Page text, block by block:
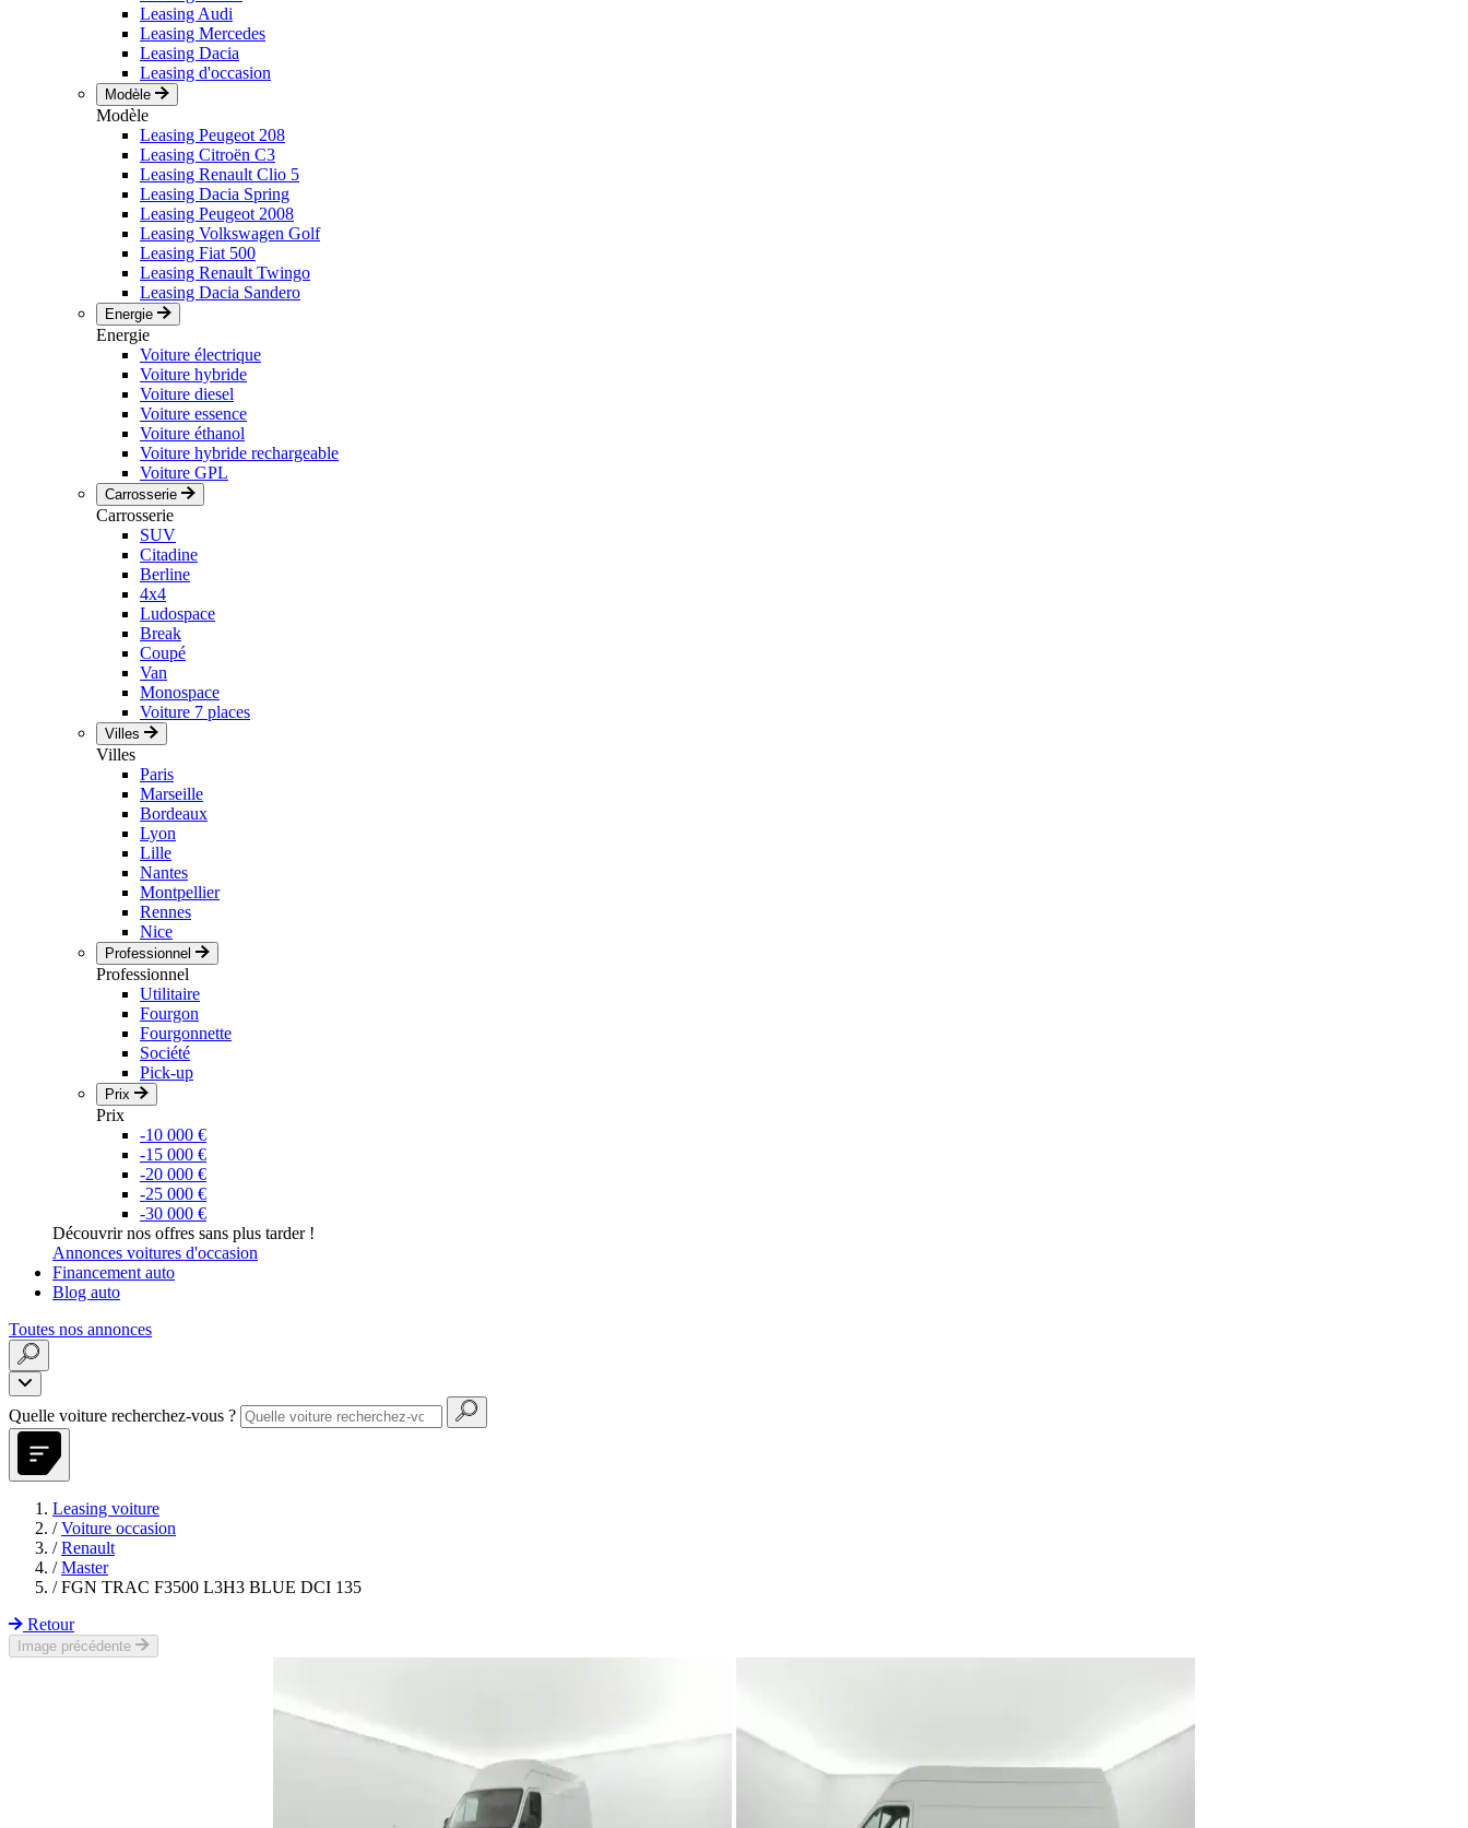
Leasing Audi
Leasing Mercedes
Leasing Dacia
Leasing d'occasion
Modèle
Modèle
Leasing Peugeot 208
Leasing Citroën C3
Leasing Renault Clio 5
Leasing Dacia Spring
Leasing Peugeot 2008
Leasing Volkswagen Golf
Leasing Fiat 500
Leasing Renault Twingo
Leasing Dacia Sandero
Energie
Energie
Voiture électrique
Voiture hybride
Voiture diesel
Voiture essence
Voiture éthanol
Voiture hybride rechargeable
Voiture GPL
Carrosserie
Carrosserie
SUV
Citadine
Berline
4x4
Ludospace
Break
Coupé
Van
Monospace
Voiture 7 places
Villes
Villes
Paris
Marseille
Bordeaux
Lyon
Lille
Nantes
Montpellier
Rennes
Nice
Professionnel
Professionnel
Utilitaire
Fourgon
Fourgonnette
Société
Pick-up
Prix
Prix
-10 000 €
-15 000 €
-20 000 €
-25 000 €
-30 000 €
Découvrir nos offres sans plus tarder !
Annonces voitures d'occasion
Financement auto
Blog auto
Toutes nos annonces
Quelle voiture recherchez-vous ?
Leasing voiture
/ Voiture occasion
/ Renault
/ Master
/ FGN TRAC F3500 L3H3 BLUE DCI 135
Retour
Image précédente